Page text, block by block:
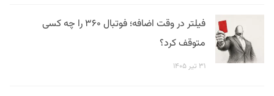
فیلتر در وقت اضافه؛ فوتبال ۳۶۰ را چه کسی
متوقف کرد؟
۳۱ تیر ۱۴۰۵